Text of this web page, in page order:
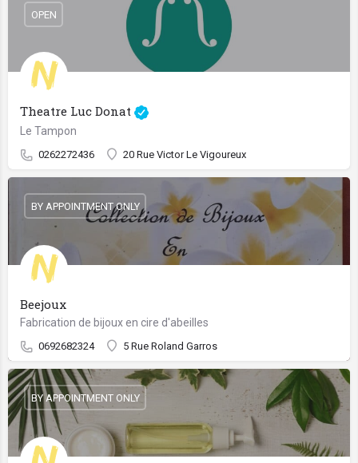
Theatre Luc Donat
Le Tampon
0262272436 20 Rue Victor Le Vigoureux
OPEN
Beejoux
Fabrication de bijoux en cire d'abeilles
0692682324 5 Rue Roland Garros
BY APPOINTMENT ONLY
BY APPOINTMENT ONLY